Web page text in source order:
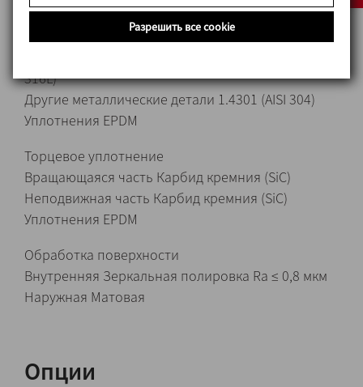
Материалы
316L)
Другие металлические детали 1.4301 (AISI 304)
Уплотнения EPDM
Торцевое уплотнение
Вращающаяся часть Карбид кремния (SiC)
Неподвижная часть Карбид кремния (SiC)
Уплотнения EPDM
Обработка поверхности
Внутренняя Зеркальная полировка Ra ≤ 0,8 мкм
Наружная Матовая
Опции
Разрешить все cookie